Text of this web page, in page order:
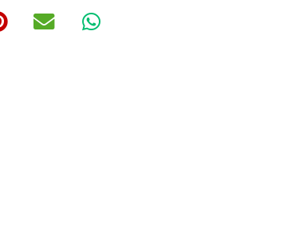
Pinterest
E-mailWhatsApp